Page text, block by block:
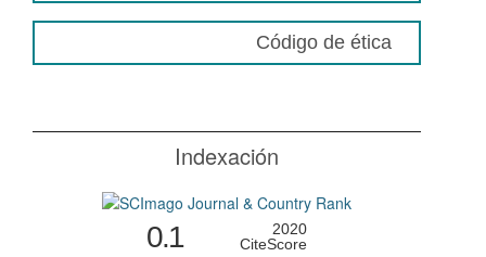
Código de ética
Indexación
0.1
2020
CiteScore